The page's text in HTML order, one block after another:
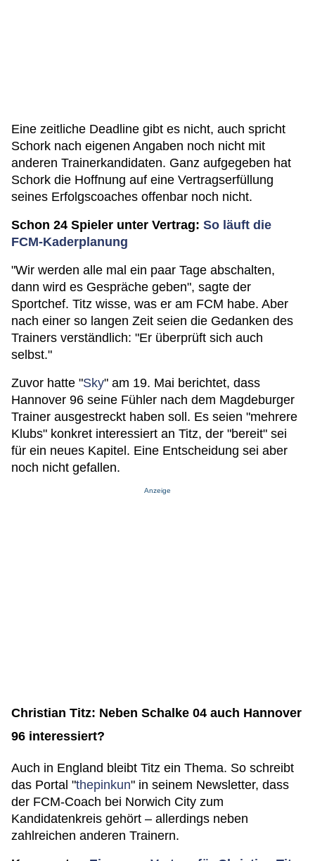
Eine zeitliche Deadline gibt es nicht, auch spricht
Schork nach eigenen Angaben noch nicht mit
anderen Trainerkandidaten. Ganz aufgegeben hat
Schork die Hoffnung auf eine Vertragserfüllung
seines Erfolgscoaches offenbar noch nicht.
Schon 24 Spieler unter Vertrag: So läuft die
FCM-Kaderplanung
"Wir werden alle mal ein paar Tage abschalten,
dann wird es Gespräche geben", sagte der
Sportchef. Titz wisse, was er am FCM habe. Aber
nach einer so langen Zeit seien die Gedanken des
Trainers verständlich: "Er überprüft sich auch
selbst."
Zuvor hatte "Sky" am 19. Mai berichtet, dass
Hannover 96 seine Fühler nach dem Magdeburger
Trainer ausgestreckt haben soll. Es seien "mehrere
Klubs" konkret interessiert an Titz, der "bereit" sei
für ein neues Kapitel. Eine Entscheidung sei aber
noch nicht gefallen.
Anzeige
Christian Titz: Neben Schalke 04 auch Hannover
96 interessiert?
Auch in England bleibt Titz ein Thema. So schreibt
das Portal "thepinkun" in seinem Newsletter, dass
der FCM-Coach bei Norwich City zum
Kandidatenkreis gehört – allerdings neben
zahlreichen anderen Trainern.